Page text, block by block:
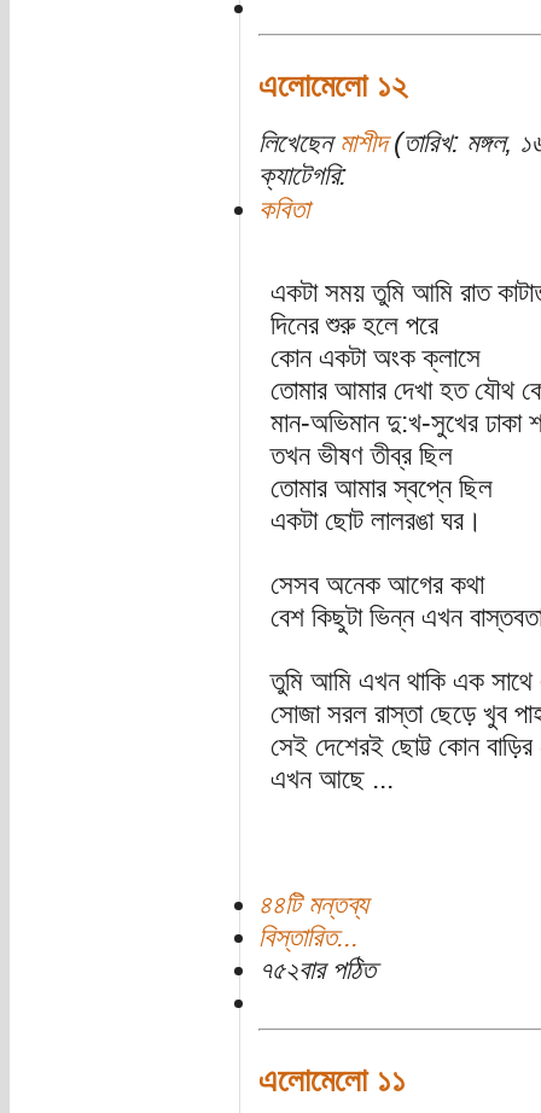
এলোমেলো ১২
লিখেছেন মাশীদ(তারিখ: মঙ্গল,
ক্যাটেগরি:
কবিতা
একটা সময় তুমি আমি রাত
দিনের শুরু হলে পরে
কোন একটা অংক ক্লাসে
তোমার আমার দেখা হত যৌথ
মান-অভিমান দু:খ-সুখের ঢাকা
তখন ভীষণ তীব্র ছিল
তোমার আমার স্বপ্নে ছিল
একটা ছোট লালরঙা ঘর।
সেসব অনেক আগের কথা
বেশ কিছুটা ভিন্ন এখন
তুমি আমি এখন থাকি এক
সোজা সরল রাস্তা ছেড়ে খুব
সেই দেশেরই ছোট্ট কোন
এখন আছে ...
৪৪টি মন্তব্য
বিস্তারিত...
৭৫২বার পঠিত
এলোমেলো ১১